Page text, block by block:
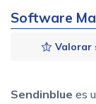
Software
Valorar
Sendinblue es